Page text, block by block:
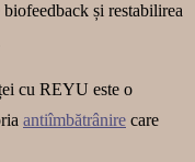
și restabilirea
cu REYU este o
antiîmbătrânire care